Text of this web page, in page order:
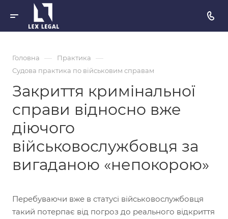
Головна — Практика —
Судова практика по військовим справам
Закриття кримінальної
справи відносно вже
діючого
військовослужбовця за
вигаданою «непокорою»
Перебуваючи вже в статусі військовослужбовця
такий потерпає від погроз до реального відкриття